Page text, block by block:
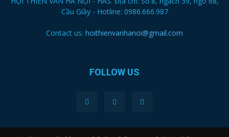
Cầu Giầy - Hotline: 0986.666.987
Contact us: hoithienvanhanoi@gmail.com
FOLLOW US